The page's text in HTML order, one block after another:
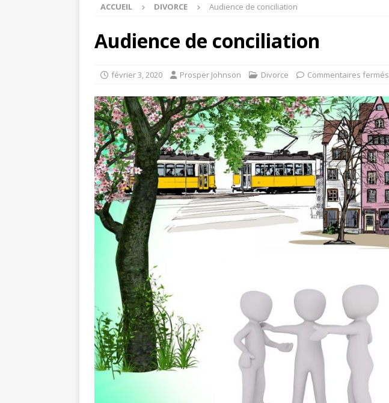
ACCUEIL DIVORCE Audience de conciliation
Audience de conciliation
février 3, 2020 Prosper Johnson Divorce Commentaires fermés